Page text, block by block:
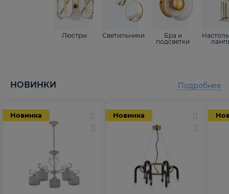
Люстры Светильники
Бра и
подсветки
НОВИНКИ
Новинка Новинка
Подробнее